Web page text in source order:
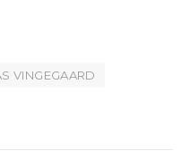
VINGEGAARD